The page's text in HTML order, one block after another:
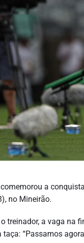
a
no Mineirão.
treinador, a vaga na
taça: “Passamos